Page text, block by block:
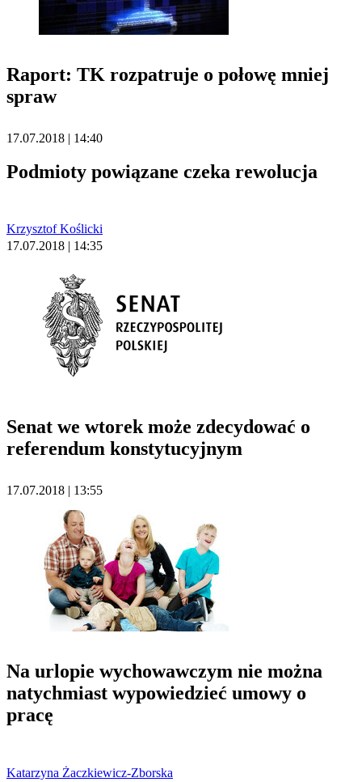
Raport: TK rozpatruje o połowę mniej
spraw
17.07.2018 | 14:40
Podmioty powiązane czeka rewolucja
Krzysztof Koślicki
17.07.2018 | 14:35
Senat we wtorek może zdecydować o
referendum konstytucyjnym
17.07.2018 | 13:55
Na urlopie wychowawczym nie można
natychmiast wypowiedzieć umowy o
pracę
Katarzyna Żaczkiewicz-Zborska